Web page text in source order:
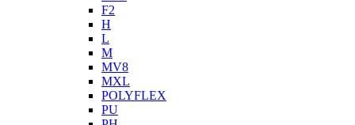
F2
H
L
M
MV8
MXL
POLYFLEX
PU